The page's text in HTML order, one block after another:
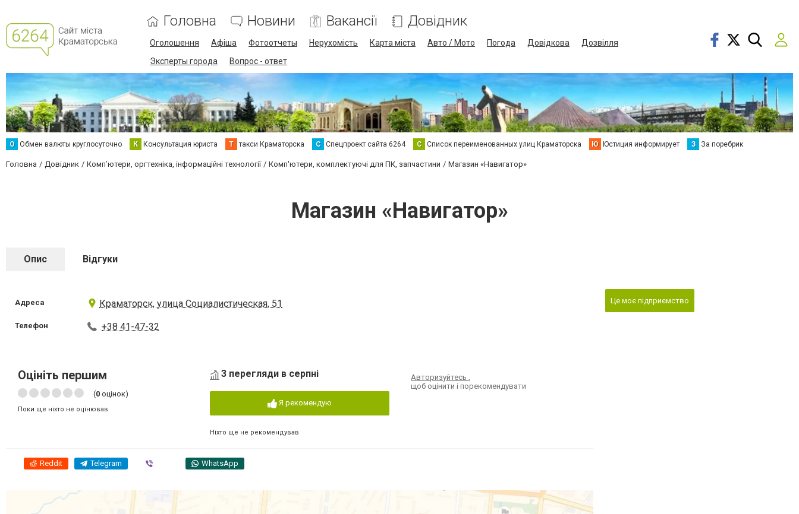
Головна Новини Вакансії Довідник
Оголошення Афіша Фотоотчеты Нерухомість Карта міста Авто / Мото Погода Довідкова
Дозвілля
Эксперты города
Вопрос - ответ
О Обмен валюты круглосуточно К Консультация юриста Т такси Краматорска С Спецпроект сайта 6264 С Список переименованных улиц Краматорска Ю Юстиция информирует З За поребрик
Головна Довідник Комп’ютери, оргтехніка, інформаційні технології Комп'ютери, комплектуючі для ПК, запчастини Магазин «Навигатор»
Магазин «Навигатор»
Опис Відгуки
Адреса Краматорск, улица Социалистическая, 51
Телефон +38 41-47-32
Оцініть першим
(0 оцінок)
Поки ще ніхто не оцінював
3 перегляди в серпні
Я рекомендую
Ніхто ще не рекомендував
Авторизуйтесь,
щоб оцінити і порекомендувати
Reddit Telegram WhatsApp
Це моє підприємство